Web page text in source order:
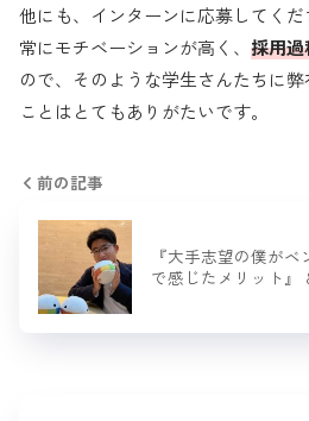
他にも、インターンに応募してく
常にモチベーションが高く、 採用
ので、そのような学生さんたちに
ことはとてもありがたいです。
前の記事
『大手志望の僕が
で感じたメリット』